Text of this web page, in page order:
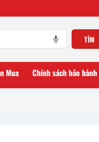
TÌM
Mua Chính sách bảo hành